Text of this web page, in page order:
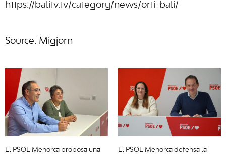
https://balitv.tv/category/news/orti-bali/
Source: Migjorn
El PSOE Menorca proposa una
El PSOE Menorca defensa la